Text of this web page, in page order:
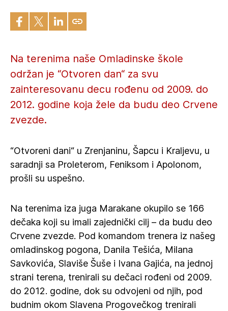
Na terenima naše Omladinske škole
održan je “Otvoren dan“ za svu
zainteresovanu decu rođenu od 2009. do
2012. godine koja žele da budu deo Crvene
zvezde.
“Otvoreni dani“ u Zrenjaninu, Šapcu i Kraljevu, u
saradnji sa Proleterom, Feniksom i Apolonom,
prošli su uspešno.
Na terenima iza juga Marakane okupilo se 166
dečaka koji su imali zajednički cilj – da budu deo
Crvene zvezde. Pod komandom trenera iz našeg
omladinskog pogona, Danila Tešića, Milana
Savkovića, Slaviše Šuše i Ivana Gajića, na jednoj
strani terena, trenirali su dečaci rođeni od 2009.
do 2012. godine, dok su odvojeni od njih, pod
budnim okom Slavena Progovečkog trenirali